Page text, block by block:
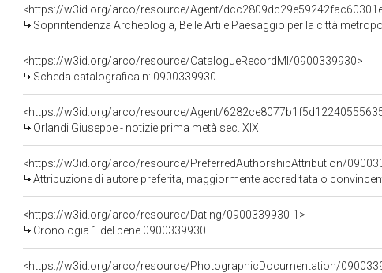
<https://w3id.org/arco/resource/Agent/
Soprintendenza Archeologia, Belle Arti e Paesaggio per la città
<https://w3id.org/arco/resource/CatalogueRecordMI/0900339930>
Scheda catalografica n: 0900339930
<https://w3id.org/arco/resource/Agent/
Orlandi Giuseppe - notizie prima metà sec. XIX
<https://w3id.org/arco/resource/PreferredAuthorshipAttribution/
Attribuzione di autore preferita, maggiormente accreditata o
<https://w3id.org/arco/resource/Dating/0900339930-1>
Cronologia 1 del bene 0900339930
<https://w3id.org/arco/resource/PhotographicDocumentation/